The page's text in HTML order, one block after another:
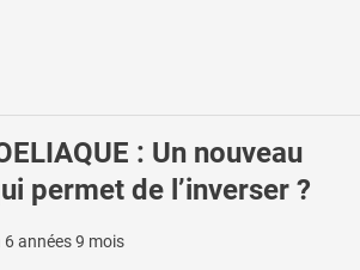
: Un nouveau
permet de l’inverser ?
6 années 9 mois